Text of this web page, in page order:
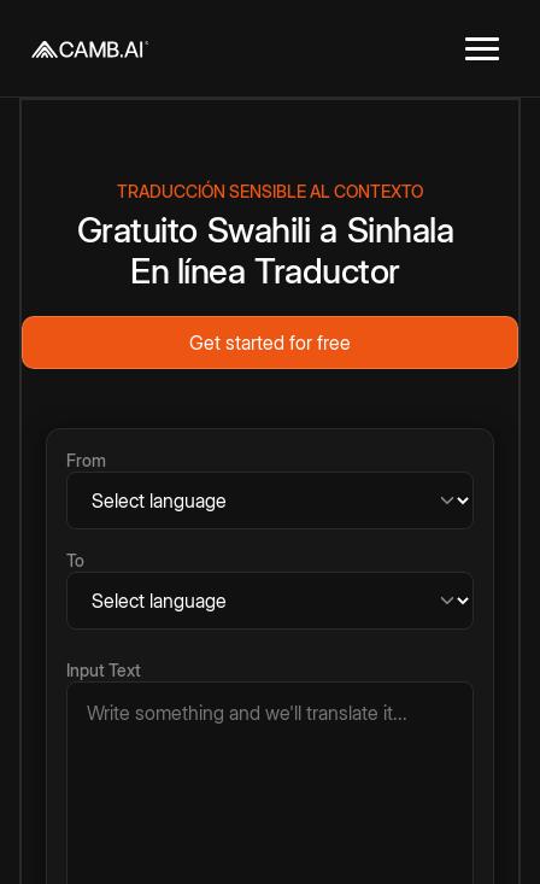
TRADUCCIÓN SENSIBLE AL CONTEXTO
Gratuito Swahili a Sinhala
En línea Traductor
Get started for free
From
To
Input Text